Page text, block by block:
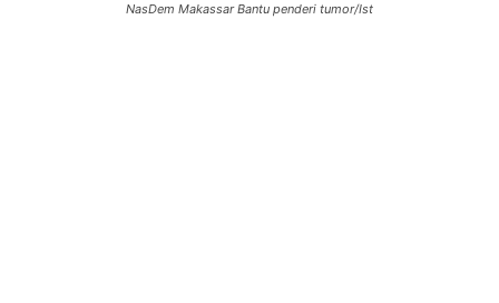
NasDem Makassar Bantu penderi tumor/Ist